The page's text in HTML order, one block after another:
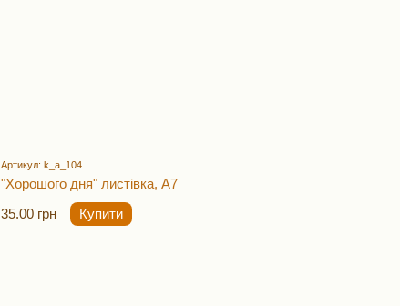
Артикул: k_a_104
"Хорошого дня" листівка, А7
35.00 грн
Купити